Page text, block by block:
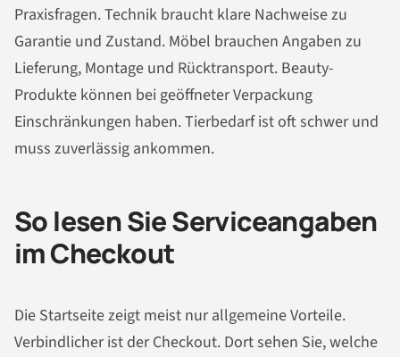
Praxisfragen. Technik braucht klare Nachweise zu
Garantie und Zustand. Möbel brauchen Angaben zu
Lieferung, Montage und Rücktransport. Beauty-
Produkte können bei geöffneter Verpackung
Einschränkungen haben. Tierbedarf ist oft schwer und
muss zuverlässig ankommen.
So lesen Sie Serviceangaben
im Checkout
Die Startseite zeigt meist nur allgemeine Vorteile.
Verbindlicher ist der Checkout. Dort sehen Sie, welche